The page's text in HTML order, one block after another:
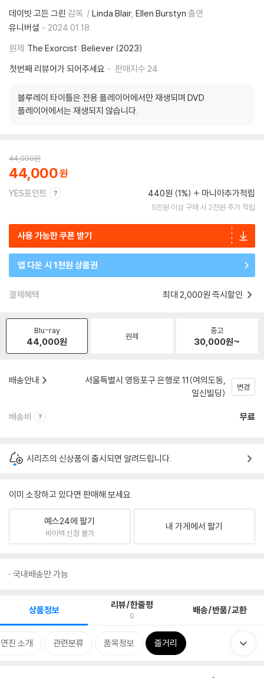
데이빗 고든 그린 감독 Linda Blair Ellen Burstyn 출연
유니버셜
2024.01.18.
원제 The Exorcist: Believer (2023)
첫번째 리뷰어가 되어주세요
판매지수 24
블루레이 타이틀은 전용 플레이어에서만 재생되며 DVD
플레이어에서는 재생되지 않습니다.
44,000원
44,000
YES포인트 440원 (1%) 마니아추가적립
5만원 이상 구매 시 2천원 추가 적립
사용 가능한 쿠폰 받기
앱 다운 시 1천원 상품권
결제혜택 최대 2,000원 즉시할인
Blu-ray
44,000원 원제
중고
30,000원~
배송안내
서울특별시 영등포구 은행로 11(여의도동,
일신빌딩)
변경
배송비 무료
시리즈의 신상품이 출시되면 알려드립니다.
이미 소장하고 있다면 판매해 보세요.
예스24에 팔기
바이백 신청 불가
내 가게에서 팔기
국내배송만 가능
상품정보 리뷰/한줄평
0 배송/반품/교환
진 소개 관련분류 품목정보 줄거리